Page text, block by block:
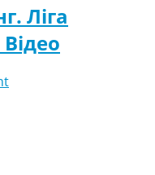
Ліга